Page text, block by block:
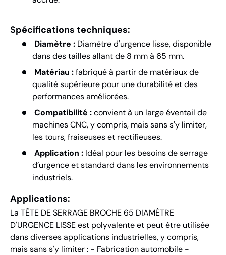
Spécifications techniques:
Diamètre : Diamètre d'urgence lisse, disponible
dans des tailles allant de 8 mm à 65 mm.
Matériau :fabriqué à partir de matériaux de
qualité supérieure pour une durabilité et des
performances améliorées.
Compatibilité :convient à un large éventail de
machines CNC, y compris, mais sans s'y limiter,
les tours, fraiseuses et rectifieuses.
Application : Idéal pour les besoins de serrage
d’urgence et standard dans les environnements
industriels.
Applications:
La TÊTE DE SERRAGE BROCHE 65 DIAMÈTRE
D'URGENCE LISSE est polyvalente et peut être utilisée
dans diverses applications industrielles, y compris,
mais sans s'y limiter : - Fabrication automobile -